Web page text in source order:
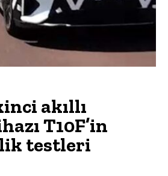
akıllı
T10F’in
testleri